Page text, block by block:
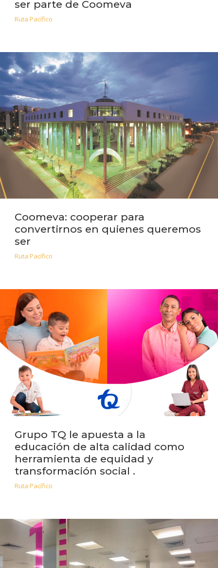
ser parte de Coomeva
Ruta Pacífico
Coomeva: cooperar para
convertirnos en quienes queremos
ser
Ruta Pacífico
Grupo TQ le apuesta a la
educación de alta calidad como
herramienta de equidad y
transformación social .
Ruta Pacífico